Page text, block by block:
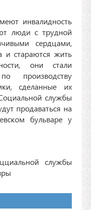
инвалидность
люди с трудной
сердцами,
и стараются жить
они стали
производству
сделанные их
службы
продаваться на
бульваре у
службы